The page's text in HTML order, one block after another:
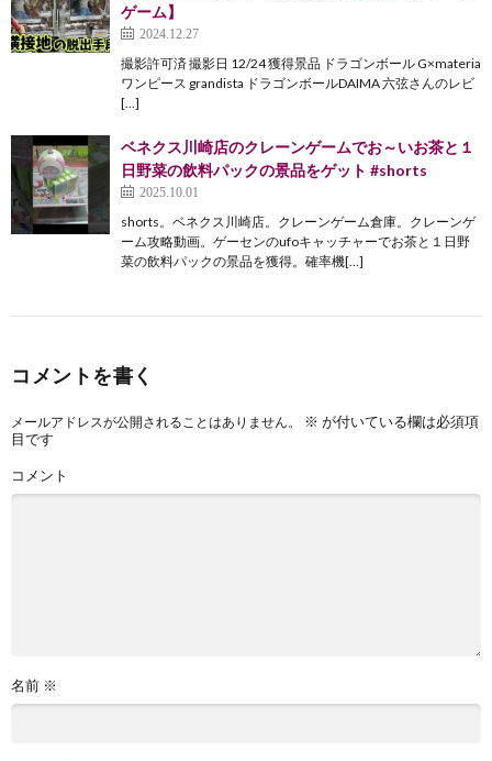
ゲーム】
2024.12.27
撮影許可済 撮影日 12/24 獲得景品 ドラゴンボール G×materia
ワンピース grandista ドラゴンボールDAIMA 六弦さんのレビ
[…]
ベネクス川崎店のクレーンゲームでお～いお茶と１
日野菜の飲料パックの景品をゲット #shorts
2025.10.01
shorts。ベネクス川崎店。クレーンゲーム倉庫。クレーンゲ
ーム攻略動画。ゲーセンのufoキャッチャーでお茶と１日野
菜の飲料パックの景品を獲得。確率機[…]
コメントを書く
メールアドレスが公開されることはありません。 ※ が付いている欄は必須項
目です
コメント
名前 ※